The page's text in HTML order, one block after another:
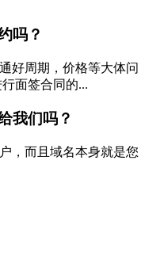
吗？
好周期，价格等大体问
面签合同的...
我们吗？
，而且域名本身就是您